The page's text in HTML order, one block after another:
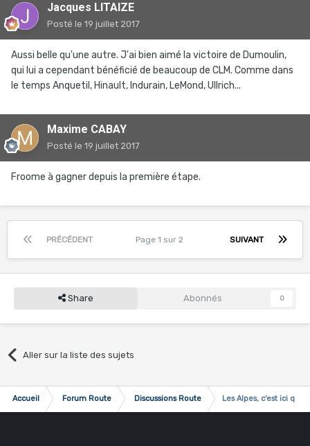
Jacques LITAIZE
Posté le 19 juillet 2017
Aussi belle qu'une autre. J'ai bien aimé la victoire de Dumoulin,
qui lui a cependant bénéficié de beaucoup de CLM. Comme dans
le temps Anquetil, Hinault, Indurain, LeMond, Ullrich...
Maxime CABAY
Posté le 19 juillet 2017
Froome à gagner depuis la première étape.
PRÉCÉDENT SUIVANT
Page 1 sur 2
Share Abonnés 0
Aller sur la liste des sujets
Accueil Forum Route Discussions Route Les Alpes, c'est ici que